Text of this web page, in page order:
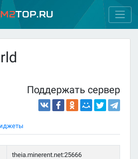
M2Top.ru
Поддержать сервер
theia.minerent.net:25666